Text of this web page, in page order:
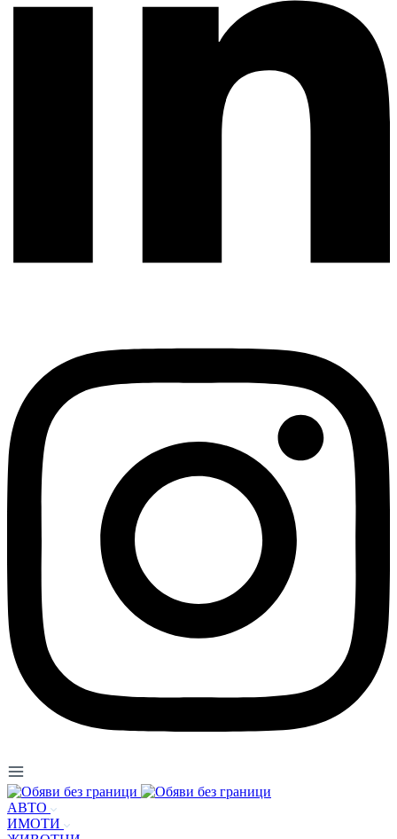
АВТО
ИМОТИ